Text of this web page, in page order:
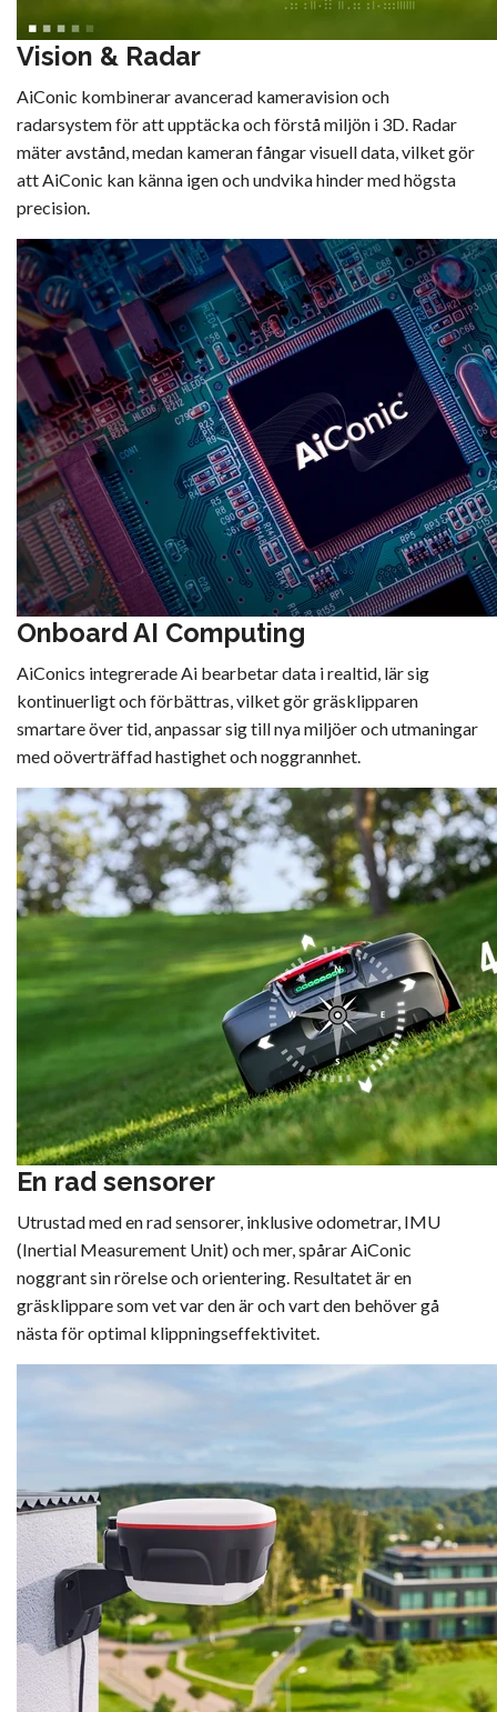
Vision & Radar
AiConic kombinerar avancerad kameravision och
radarsystem för att upptäcka och förstå miljön i 3D. Radar
mäter avstånd, medan kameran fångar visuell data, vilket gör
att AiConic kan känna igen och undvika hinder med högsta
precision.
Onboard AI Computing
AiConics integrerade Ai bearbetar data i realtid, lär sig
kontinuerligt och förbättras, vilket gör gräsklipparen
smartare över tid, anpassar sig till nya miljöer och utmaningar
med oöverträffad hastighet och noggrannhet.
En rad sensorer
Utrustad med en rad sensorer, inklusive odometrar, IMU
(Inertial Measurement Unit) och mer, spårar AiConic
noggrant sin rörelse och orientering. Resultatet är en
gräsklippare som vet var den är och vart den behöver gå
nästa för optimal klippningseffektivitet.